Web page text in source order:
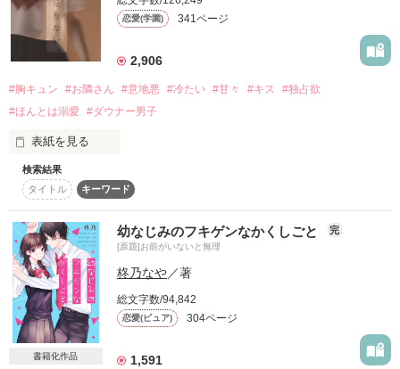
作品を読む
⭐︎最高ランキング総合2位⭐︎
本当にありがとうございます！
special thanks
#スプーキー様
azumikan様
H.mizuki⭐︎⋆様
⋆ちかまろ⋆様
鈴白あゆ様
Nia.様
Sae様
しずき様
きぃ様
初めて聞いた先輩の声は、思ってたより低くて、優しかった。
⊹  ⁺ 　﹒　 ⁺ ﹒　　⁺ 　﹒ ⊹ 　 ﹒ 　⁺ 　﹒ ⊹
＼先輩のことが大好きな一途な女の子／
吉川 小鞠
Yoshikawa Komari
×
＼学校１のクールな高嶺の花／
泉 馨
恋愛(学園) 341ページ
2,906
#胸キュン #お隣さん #意地悪 #冷たい #甘々 #キス
#独占欲
#ほんとは溺愛
#ダウナー男子
表紙を見る
わたしだけに辛辣、こおり君。
学校で話してくれない、見てくれない。
ほかの女の子には甘いのに。
「わたしたち、ほんとに付き合ってる？」
検索結果
タイトル
キーワード
書籍化作品
幼なじみのフキゲンなかくしごと 完
[原題]お前がいないと無理
柊乃なや／著
総文字数/94,842
恋愛(ピュア) 304ページ
1,591